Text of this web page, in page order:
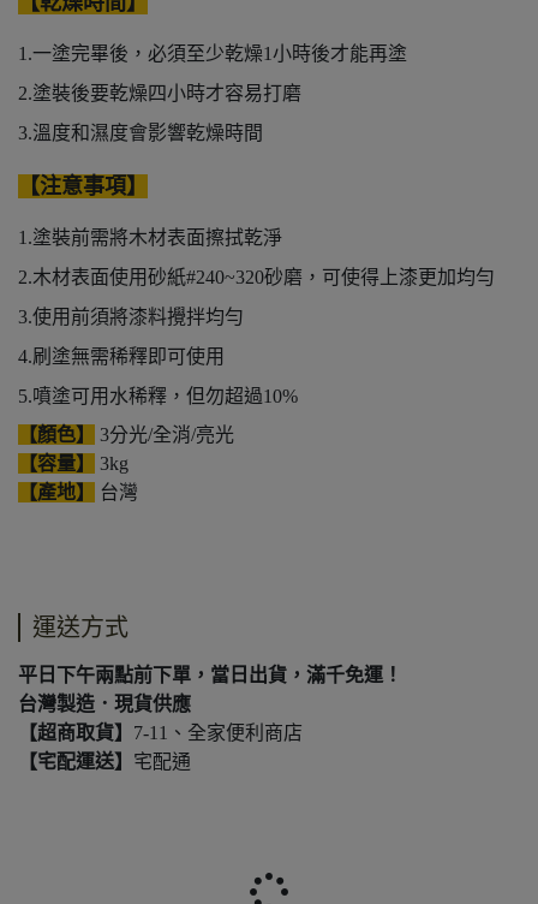
1.一塗完畢後，必須至少乾燥1小時後才能再塗
2.塗裝後要乾燥四小時才容易打磨
3.溫度和濕度會影響乾燥時間
【注意事項】
1.塗裝前需將木材表面擦拭乾淨
2.木材表面使用砂紙#240~320砂磨，可使得上漆更加均勻
3.使用前須將漆料攪拌均勻
4.刷塗無需稀釋即可使用
5.噴塗可用水稀釋，但勿超過10%
【顏色】
3分光/全消/亮光
【容量】
3kg
【產地】
台灣
運送方式
平日下午兩點前下單，當日出貨，滿千免運！
台灣製造．現貨供應
【超商取貨】 7-11、全家便利商店
【宅配運送】 宅配通